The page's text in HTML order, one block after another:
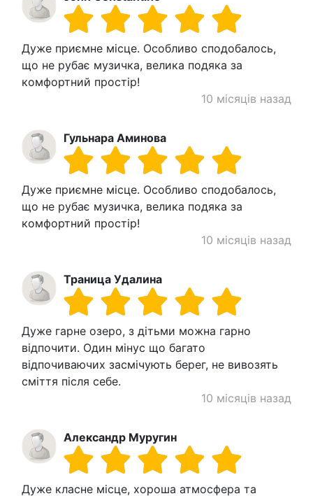
Дуже приємне місце. Особливо сподобалось,
що не рубає музичка, велика подяка за
комфортний простір!
10 місяців назад
Гульнара Аминова
Дуже приємне місце. Особливо сподобалось,
що не рубає музичка, велика подяка за
комфортний простір!
10 місяців назад
Траница Удалина
Дуже гарне озеро, з дітьми можна гарно
відпочити. Один мінус що багато
відпочиваючих засмічують берег, не вивозять
сміття після себе.
10 місяців назад
Александр Муругин
Дуже класне місце, хороша атмосфера та